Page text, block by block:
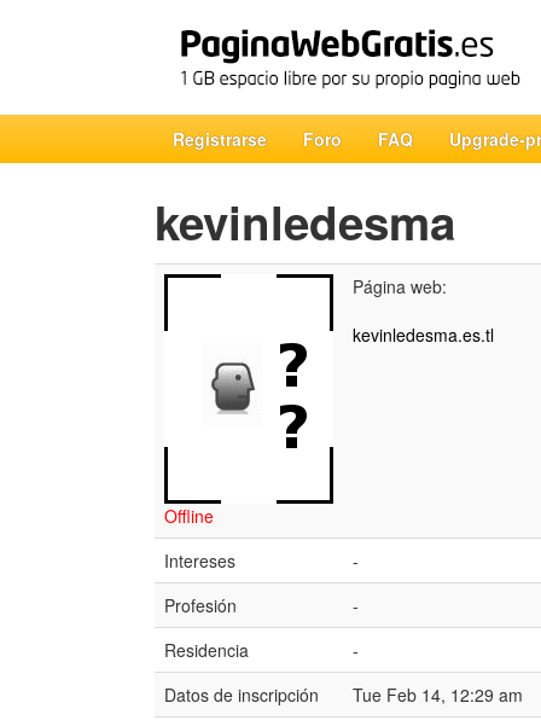
Registrarse Foro FAQ Upgrade-
kevinledesma
Offline
Página web:
kevinledesma.es.tl
Intereses
-
Profesión
-
Residencia
-
Datos de inscripción
Tue Feb 14, 12:29 am